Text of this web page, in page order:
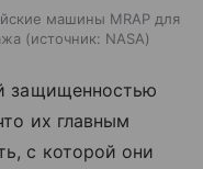
машины MRAP для
источник: NASA
защищенностью
их главным
с которой они